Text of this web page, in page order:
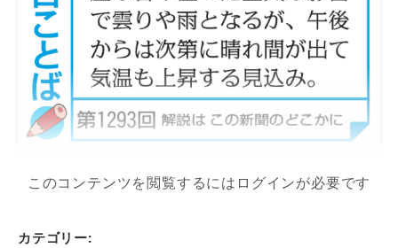
このコンテンツを閲覧するにはログインが必要です
カテゴリー: